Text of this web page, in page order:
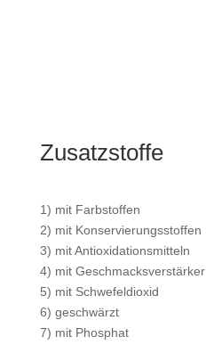
Zusatzstoffe
1) mit Farbstoffen
2) mit Konservierungsstoffen
3) mit Antioxidationsmitteln
4) mit Geschmacksverstärker
5) mit Schwefeldioxid
6) geschwärzt
7) mit Phosphat